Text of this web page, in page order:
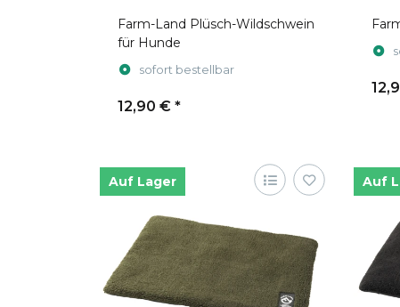
Farm-Land Plüsch-Wildschwein
für Hunde
sofort bestellbar
12,90 € *
Auf Lager Auf